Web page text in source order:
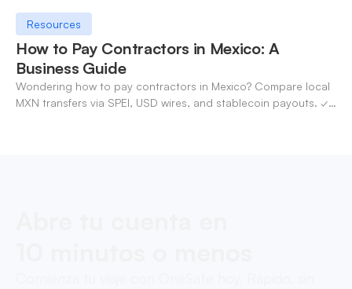
Resources
How to Pay Contractors in Mexico: A
Business Guide
Wondering how to pay contractors in Mexico? Compare local
MXN transfers via SPEI, USD wires, and stablecoin payouts. ✓